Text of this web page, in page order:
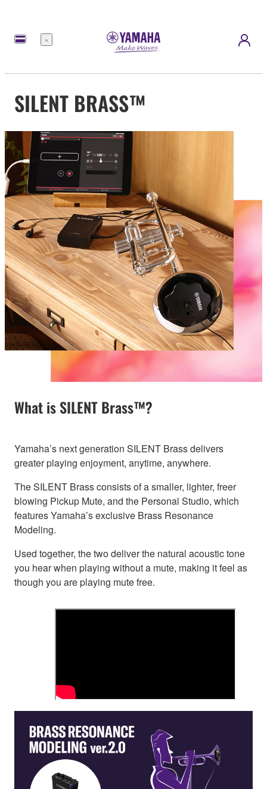
Nabídka
SILENT BRASS™
What is SILENT Brass™?
Yamaha’s next generation SILENT Brass delivers
greater playing enjoyment, anytime, anywhere.
The SILENT Brass consists of a smaller, lighter, freer
blowing Pickup Mute, and the Personal Studio, which
features Yamaha’s exclusive Brass Resonance
Modeling.
Used together, the two deliver the natural acoustic tone
you hear when playing without a mute, making it feel as
though you are playing mute free.